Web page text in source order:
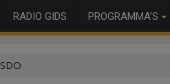
RADIO GIDS PROGRAMMA’S
SDO